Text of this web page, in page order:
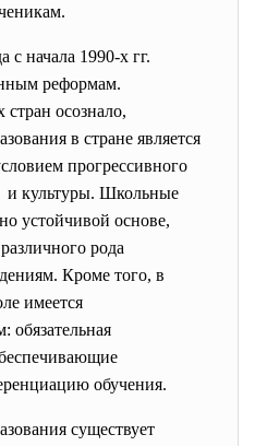
начала 1990-х гг.
реформам.
осознало,
в стране является
прогрессивного
и культуры. Школьные
устойчивой основе,
рода
Кроме того, в
имеется
обязательная
обучения.
существует